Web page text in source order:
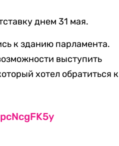
днем 31 мая.
к зданию парламента.
выступить
хотел обратиться к